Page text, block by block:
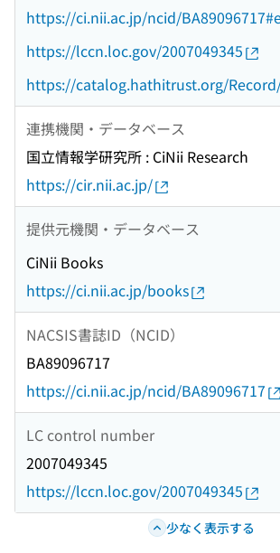
https://ci.nii.ac.jp/ncid/
https://lccn.loc.gov/2007049345
https://catalog.hathitrust.org/
連携機関・データベース
国立情報学研究所 : CiNii Research
https://cir.nii.ac.jp/
提供元機関・データベース
CiNii Books
https://ci.nii.ac.jp/books
NACSIS書誌ID（NCID）
BA89096717
https://ci.nii.ac.jp/ncid/BA89096717
LC control number
2007049345
https://lccn.loc.gov/2007049345
少なく表示する